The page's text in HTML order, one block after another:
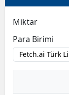
Miktar
Para Birimi